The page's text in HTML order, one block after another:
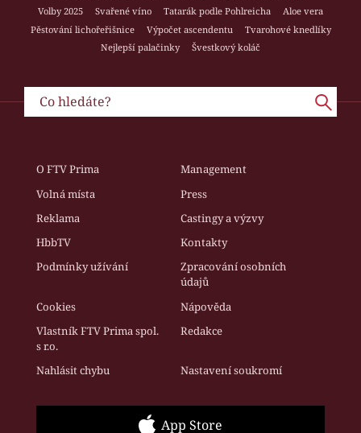
Volby 2025
Svařené víno Tatarák podle Pohlreicha
Aloe vera
Pěstování lichořeřišnice
Výpočet ascendentu
Tvarohové knedlíky
Nejlepší palačinky
Švestkový koláč
O FTV Prima
Management
Volná místa
Press
Reklama
Castingy a výzvy
HbbTV
Kontakty
Podmínky užívání
Zpracování osobních
údajů
Cookies
Nápověda
Vlastník FTV Prima spol.
s r.o.
Redakce
Nahlásit chybu Nastavení soukromí
App Store